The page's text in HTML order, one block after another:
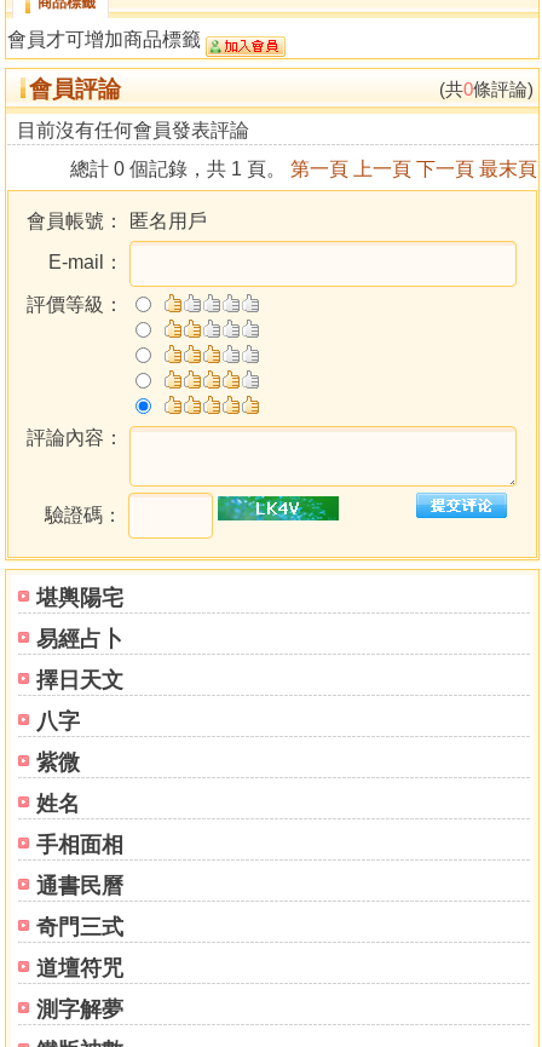
堪輿陽宅
易經占卜
擇日天文
八字
紫微
姓名
手相面相
通書民曆
奇門三式
道壇符咒
測字解夢
靈寶教，南部兼做道場、功德者為「雙教」，中南部道士則
不以烏頭、烏故自稱，清水、鹿港一帶以行超度法事為主，
兼做廟事的道士偶自稱
屬靈寶派或靈寶教，稱北部兼做補運與廟會法事的道士
為「二教」。呂錘寬也根據「朝科」科儀中的「發爐」法，
主張將只行度生業務的道士稱為「正一派」，而將兼做度生
與度死業務的「烏紅搭」道士稱為「靈寶派」。
註：一．此文中「釋放」編者認為應更正為「道教」較宜。
二．此文中「師公、道士」編者認為應更正為「齋功、
道士」較貼切。
道教儀範全集
總編校 黃福全
2009年於台灣
彰化
道教儀範全集 編輯特色、重點逐一列出說明：
一．出處：敦聘專業人士，採集高功、道長、收藏家等人
士，加以嚴謹審核、彙整編輯
二．年代：上至前清，近至民初、近期；各個年代、大小法
三．地域：台灣國內各大城市及小鄉鎮之山間小徑，遠至中
國、日本、東南亞新加坡、馬來西亞等國家
四．內容整編：文字資料、符籙圖騰，原跡有毀、腐蝕、散
佚之部分，竭盡所能，恢復原貌給予補錄正確
五．用途：師門手抄本，字體清晰，彌足珍貴，應用法壇科
事，開經授課或廟堂藏典皆宜，在出版界追求時潮、暢銷書
等，望之袪步的《小眾文化》，苦心孤詣，要奢談參與聞
問，難上加難，沒有人要做的事，本公司用《憨呆》的執
著，一步一腳印，堅定的邁進
道門先進前輩，冀望您們能夠撥一點時間，多留意、多
關照、多添加油柴，讓這把道門之光，繼續發揚，綻放道教
五彩繽紛之光芒，是所至盼也！
會員才可增加商品標籤
會員評論 (共0條評論)
目前沒有任何會員發表評論
總計 0 個記錄，共 1 頁。 第一頁 上一頁 下一頁 最末頁
會員帳號：
匿名用戶
E-mail：
評價等級：
評論內容：
驗證碼：